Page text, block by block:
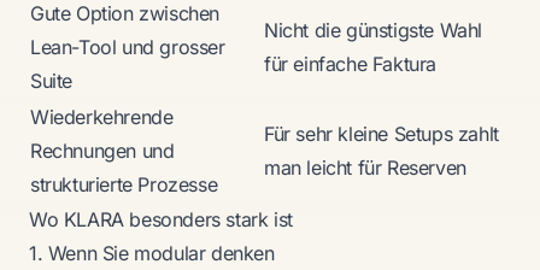
Gute Option zwischen
Lean-Tool und grosser
Suite
Nicht die günstigste Wahl
für einfache Faktura
Wiederkehrende
Rechnungen und
strukturierte Prozesse
Für sehr kleine Setups zahlt
man leicht für Reserven
Wo KLARA besonders stark ist
1. Wenn Sie modular denken